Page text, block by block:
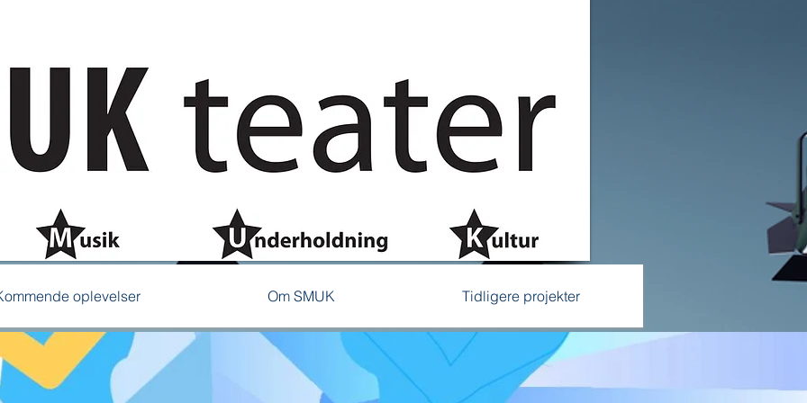
oplevelser Om SMUK Tidligere projekter